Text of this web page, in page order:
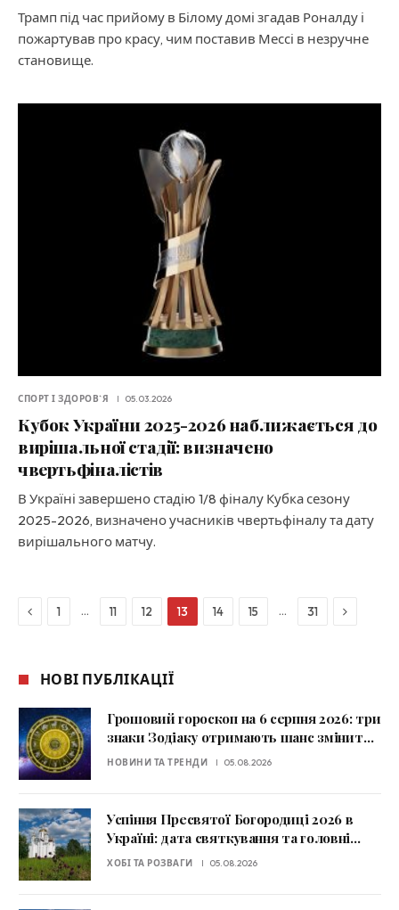
Трамп під час прийому в Білому домі згадав Роналду і
пожартував про красу, чим поставив Мессі в незручне
становище.
СПОРТ І ЗДОРОВ`Я 05.03.2026
Кубок України 2025-2026 наближається до
вирішальної стадії: визначено
чвертьфіналістів
В Україні завершено стадію 1/8 фіналу Кубка сезону
2025-2026, визначено учасників чвертьфіналу та дату
вирішального матчу.
Previous
1 … 11 12 13 14 15 … 31 Next
НОВІ ПУБЛІКАЦІЇ
Грошовий гороскоп на 6 серпня 2026: три
знаки Зодіаку отримають шанс змінити
фінансову ситуацію
НОВИНИ ТА ТРЕНДИ 05.08.2026
Успіння Пресвятої Богородиці 2026 в
Україні: дата святкування та головні
заборони
ХОБІ ТА РОЗВАГИ 05.08.2026